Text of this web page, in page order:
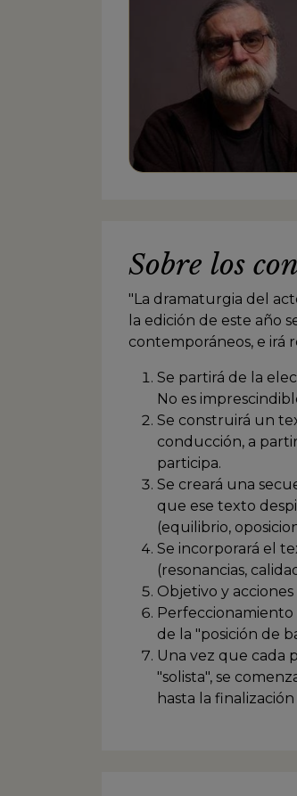
Sobre los
"La dramaturgia del
la edición de este año
contemporáneos, e irá
Se partirá de la
No es
Se construirá un
conducción, a
participa.
Se creará una
que ese texto
(equilibrio,
Se incorporará el
(resonancias,
Objetivo y
Perfeccionamiento
de la "posición de
Una vez que cada
"solista", se
hasta la